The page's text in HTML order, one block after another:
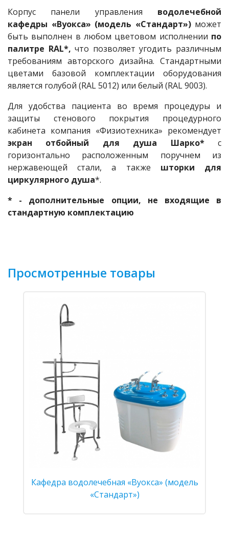
Корпус панели управления водолечебной
кафедры «Вуокса» (модель «Стандарт»)может
быть выполнен в любом цветовом исполнении по
палитре RAL*, что позволяет угодить различным
требованиям авторского дизайна. Стандартными
цветами базовой комплектации оборудования
является голубой (RAL 5012) или белый (RAL 9003).
Для удобства пациента во время процедуры и
защиты стенового покрытия процедурного
кабинета компания «Физиотехника» рекомендует
экран отбойный для душа Шарко*с
горизонтально расположенным поручнем из
нержавеющей стали, а также шторки для
циркулярного душа*.
* - дополнительные опции, не входящие в
стандартную комплектацию
Просмотренные товары
Кафедра водолечебная «Вуокса» (модель
«Стандарт»)